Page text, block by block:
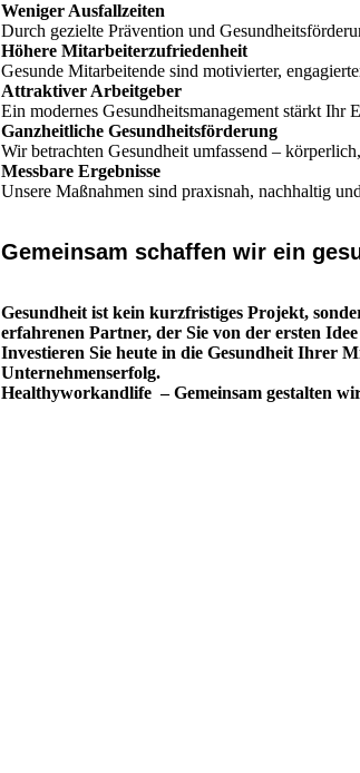
Weniger Ausfallzeiten
Durch gezielte Prävention und
Höhere Mitarbeiterzufriedenheit
Gesunde Mitarbeitende sind motivierter,
Attraktiver Arbeitgeber
Ein modernes Gesundheitsmanagement stärkt
Ganzheitliche Gesundheitsförderung
Wir betrachten Gesundheit umfassend –
Messbare Ergebnisse
Unsere Maßnahmen sind praxisnah, nachhaltig
Gemeinsam schaffen wir ein
Gesundheit ist kein kurzfristiges Projekt,
erfahrenen Partner, der Sie von der ersten
Investieren Sie heute in die Gesundheit Ihrer
Unternehmenserfolg.
Healthyworkandlife – Gemeinsam gestalten